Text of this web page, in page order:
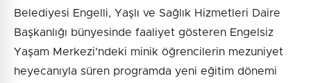
Belediyesi Engelli, Yaşlı ve Sağlık Hizmetleri Daire
Başkanlığı bünyesinde faaliyet gösteren Engelsiz
Yaşam Merkezi'ndeki minik öğrencilerin mezuniyet
heyecanıyla süren programda yeni eğitim dönemi